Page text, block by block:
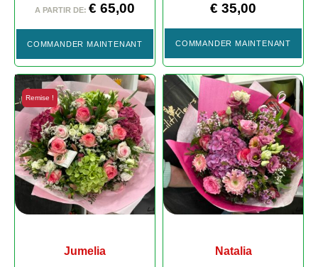
A PARTIR DE: € 65,00
COMMANDER MAINTENANT
€ 35,00
COMMANDER MAINTENANT
Remise !
Jumelia Natalia